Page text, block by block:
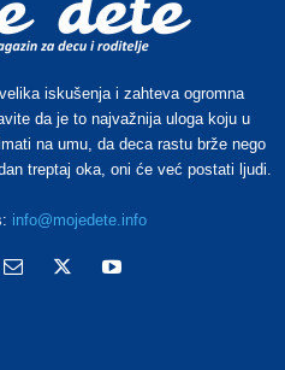
iskušenja i zahteva ogromna
da je to najvažnija uloga koju u
na umu, da deca rastu brže nego
treptaj oka, oni će već postati ljudi.
info@mojedete.info